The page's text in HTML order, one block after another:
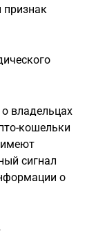
владельцах
кошельки
имеют
сигнал
о